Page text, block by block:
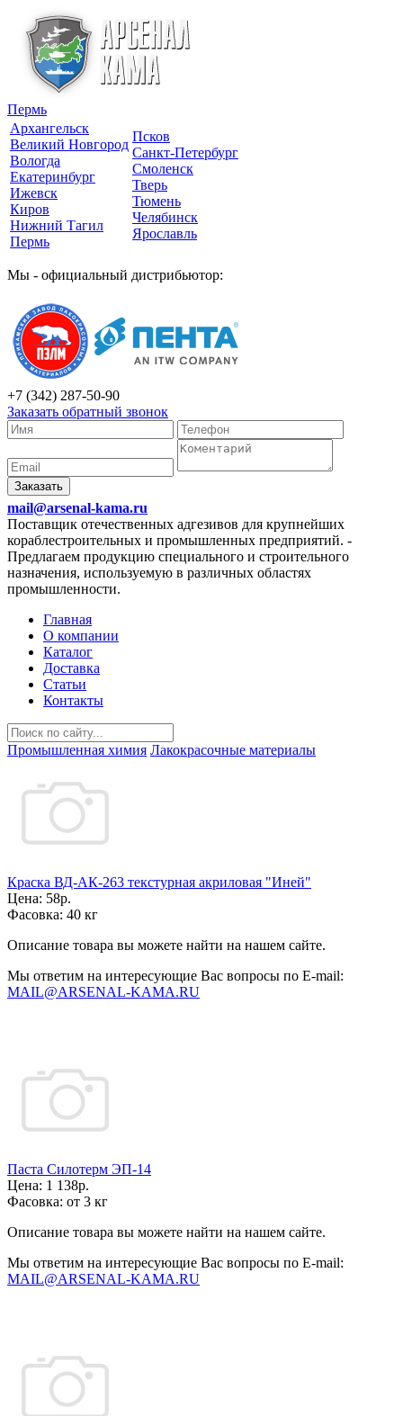
Пермь
Архангельск
Великий Новгород
Вологда
Екатеринбург
Ижевск
Киров
Нижний Тагил
Пермь
Псков
Санкт-Петербург
Смоленск
Тверь
Тюмень
Челябинск
Ярославль
Мы - официальный дистрибьютор:
+7 (342) 287-50-90
Заказать обратный звонок
Заказать
mail@arsenal-kama.ru
Поставщик отечественных адгезивов для крупнейших
кораблестроительных и промышленных предприятий. -
Предлагаем продукцию специального и строительного
назначения, используемую в различных областях
промышленности.
Главная
О компании
Каталог
Доставка
Статьи
Контакты
Промышленная химия Лакокрасочные материалы
Краска ВД-АК-263 текстурная акриловая "Иней"
Цена: 58р.
Фасовка: 40 кг
Описание товара вы можете найти на нашем сайте.
Мы ответим на интересующие Вас вопросы по E-mail:
MAIL@ARSENAL-KAMA.RU
Паста Силотерм ЭП-14
Цена: 1 138р.
Фасовка: от 3 кг
Описание товара вы можете найти на нашем сайте.
Мы ответим на интересующие Вас вопросы по E-mail:
MAIL@ARSENAL-KAMA.RU